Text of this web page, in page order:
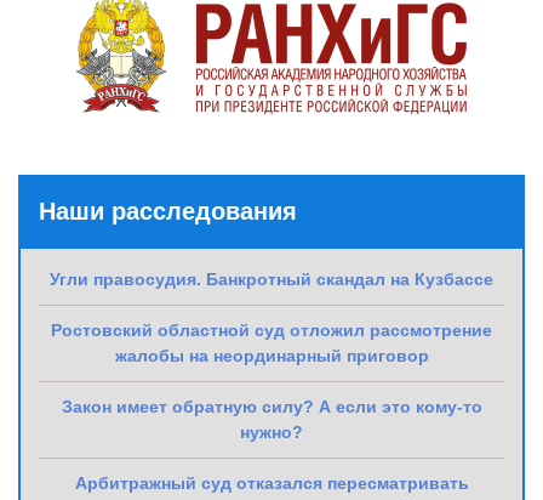
Наши расследования
Угли правосудия. Банкротный скандал на Кузбассе
Ростовский областной суд отложил рассмотрение
жалобы на неординарный приговор
Закон имеет обратную силу? А если это кому-то
нужно?
Арбитражный суд отказался пересматривать